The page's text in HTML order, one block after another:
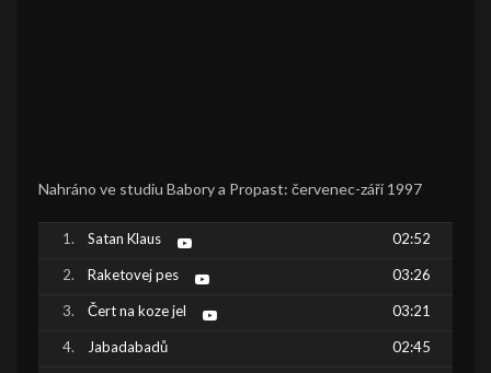
Nahráno ve studiu Babory a Propast: červenec-září 1997
Satan Klaus 02:52
Raketovej pes 03:26
Čert na koze jel 03:21
Jabadabadů 02:45